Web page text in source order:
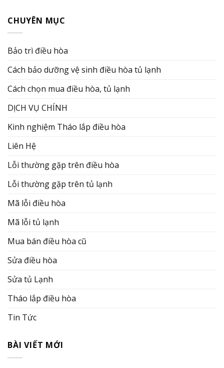
CHUYÊN MỤC
Bảo trì điều hòa
Cách bảo dưỡng vệ sinh điều hòa tủ lạnh
Cách chọn mua điều hòa, tủ lạnh
DỊCH VỤ CHÍNH
Kinh nghiệm Tháo lắp điều hòa
Liên Hệ
Lỗi thường gặp trên điều hòa
Lỗi thường gặp trên tủ lạnh
Mã lỗi điều hòa
Mã lỗi tủ lạnh
Mua bán điều hòa cũ
Sửa điều hòa
Sửa tủ Lạnh
Tháo lắp điều hòa
Tin Tức
BÀI VIẾT MỚI